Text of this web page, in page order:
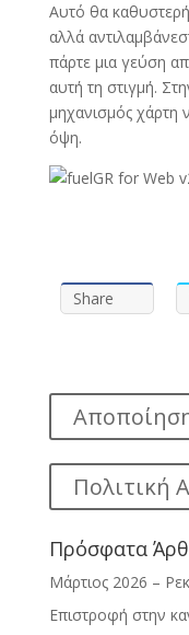
Αυτό θα
αλλά
πάρτε μια γεύση
αυτή τη στιγμή.
μηχανισμός χάρτη
όψη.
Share
Πολιτική
Πρόσφατα
Μάρτιος 2026 –
Επιστροφή στην